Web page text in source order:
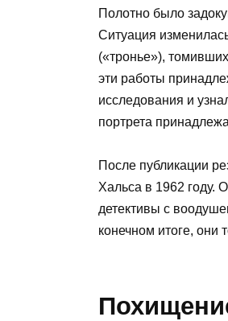
Полотно было
Ситуация
(«тронье»),
эти работы
исследования и
портрета
После публикации
Хальса в 1962 году.
детективы с
конечном итоге,